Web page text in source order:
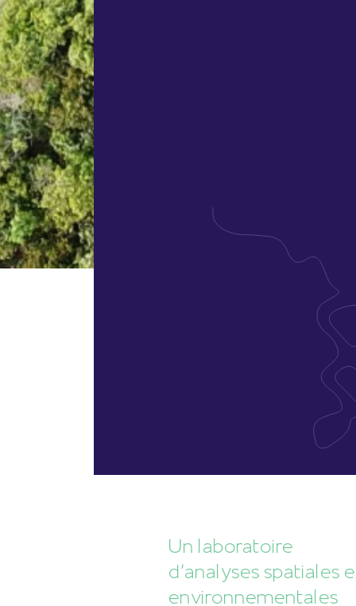
Un laboratoire
d'analyses spatiales
environnementales